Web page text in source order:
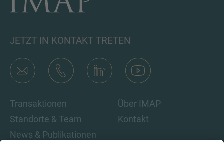
JETZT IN KONTAKT TRETEN
Transaktionen
Standorte & Team
News & Publikationen
Über IMAP
Kontakt